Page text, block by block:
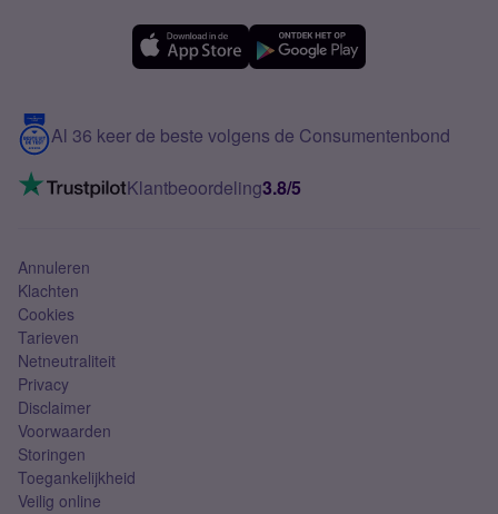
Meerdere nummers
5G internet
Mobiel internet
Mobiel abonnement
Contact
VoLTE 4G bellen
Al 36 keer de beste volgens de Consumentenbond
Klantbeoordeling3.8/5
Annuleren
Klachten
Cookies
Tarieven
Netneutraliteit
Privacy
Disclaimer
Voorwaarden
Storingen
Toegankelijkheid
Veilig online